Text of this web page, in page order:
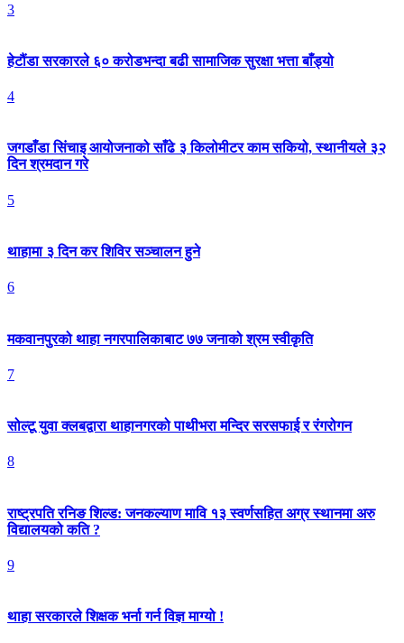
3
हेटौंडा सरकारले ६० करोडभन्दा बढी सामाजिक सुरक्षा भत्ता बाँड्यो
4
जगडाँडा सिंचाइ आयोजनाको साँढे ३ किलोमीटर काम सकियो, स्थानीयले ३२
दिन श्रमदान गरे
5
थाहामा ३ दिन कर शिविर सञ्चालन हुने
6
मकवानपुरको थाहा नगरपालिकाबाट ७७ जनाको श्रम स्वीकृति
7
सोल्टू युवा क्लबद्वारा थाहानगरको पाथीभरा मन्दिर सरसफाई र रंगरोगन
8
राष्ट्रपति रनिङ शिल्ड: जनकल्याण मावि १३ स्वर्णसहित अग्र स्थानमा अरु
विद्यालयको कति ?
9
थाहा सरकारले शिक्षक भर्ना गर्न विज्ञ माग्यो !